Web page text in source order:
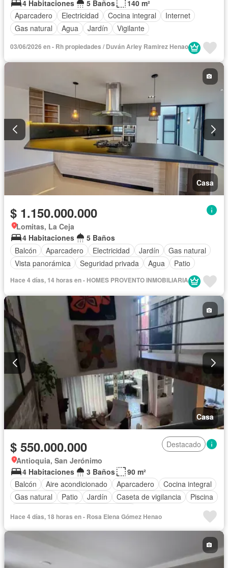
4 Habitaciones 5 Baños
140 m²
Aparcadero
Electricidad Cocina integral
Internet
Gas natural
Agua Jardín
Vigilante
Permite mascotas
03/06/2026 en - Rh propiedades / Duván Arley Ramirez Henao
Casa
$ 1.150.000.000
Lomitas, La Ceja
4 Habitaciones
5 Baños
Balcón
Aparcadero Electricidad Jardín
Gas natural
Vista panorámica
Seguridad privada Agua Patio
Hace 4 días, 14 horas en - HOMES PROVENTO INMOBILIARIA
Casa
$ 550.000.000
Destacado
Antioquia, San Jerónimo
4 Habitaciones
3 Baños
90 m²
Balcón
Aire acondicionado Aparcadero
Cocina integral
Gas natural
Patio Jardín Caseta de vigilancia
Piscina
Acceso para personas con discapacidad
Barbecue
Hace 4 días, 18 horas en - Rosa Elena Gómez Henao